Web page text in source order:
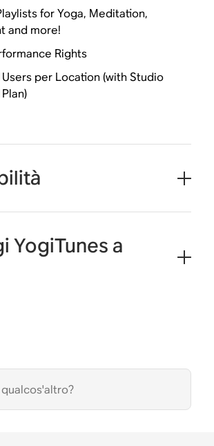
for Yoga, Meditation,
and more!
Rights
per Location (with Studio
YogiTunes a